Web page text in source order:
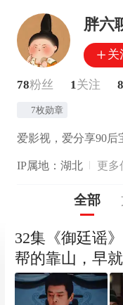
胖六
关
78粉丝 1 关注 8
7枚勋章
IP属地：湖北 更多
全部
32集《御廷谣
帮的靠山，早
你发现几个？